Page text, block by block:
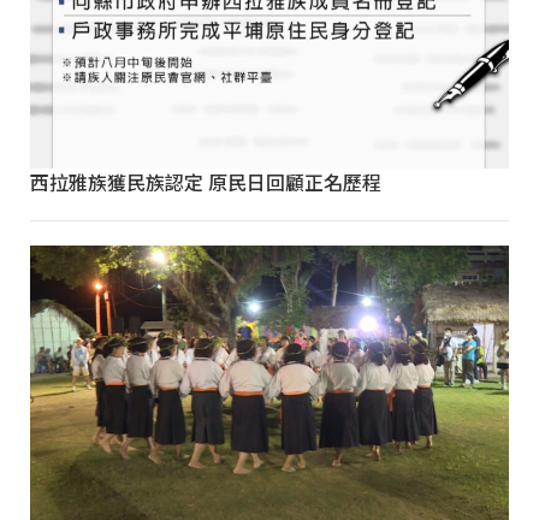
西拉雅族獲民族認定 原民日回顧正名歷程